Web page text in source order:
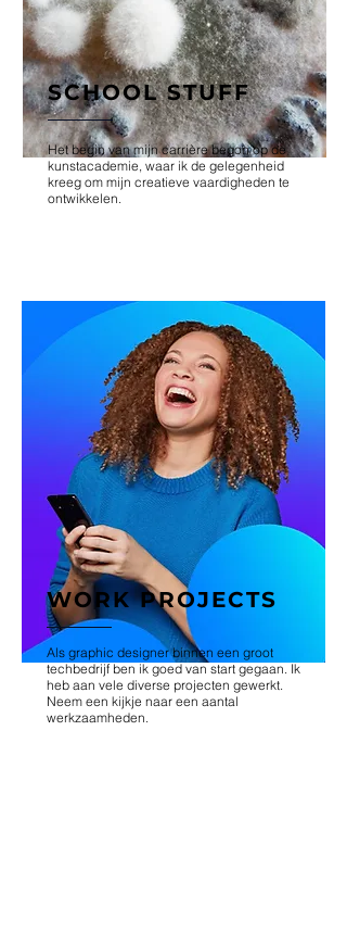
SCHOOL STUFF
Het begin van mijn carrière begon op de
kunstacademie, waar ik de gelegenheid
kreeg om mijn creatieve vaardigheden te
ontwikkelen.
WORK PROJECTS
Als graphic designer binnen een groot
techbedrijf ben ik goed van start gegaan. Ik
heb aan vele diverse projecten gewerkt.
Neem een kijkje naar een aantal
werkzaamheden.